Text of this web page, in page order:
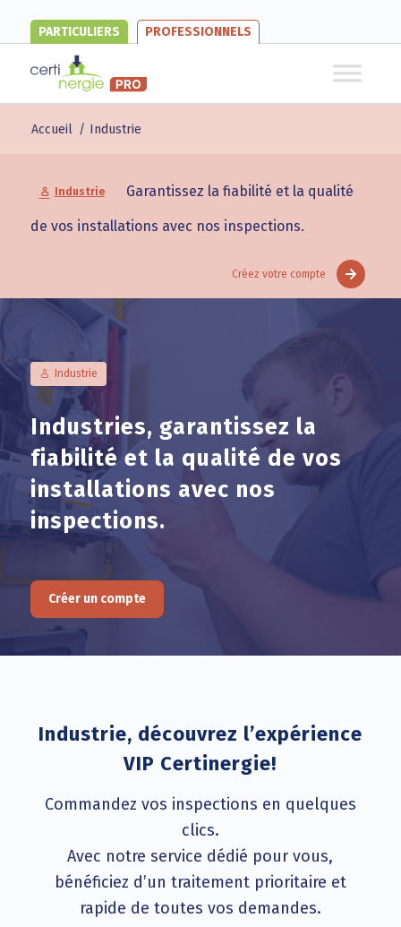
PARTICULIERS PROFESSIONNELS
Accueil / Industrie
Industrie Garantissez la fiabilité et la qualité
de vos installations avec nos inspections.
Créez votre compte
Industrie
Industries, garantissez la
fiabilité et la qualité de vos
installations avec nos
inspections.
Créer un compte
Industrie, découvrez l’expérience
VIP Certinergie!
Commandez vos inspections en quelques
clics.
Avec notre service dédié pour vous,
bénéficiez d’un traitement prioritaire et
rapide de toutes vos demandes.